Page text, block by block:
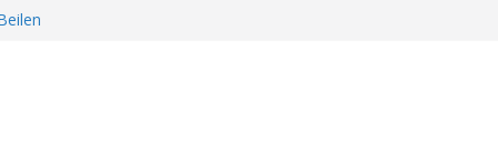
in Drachten